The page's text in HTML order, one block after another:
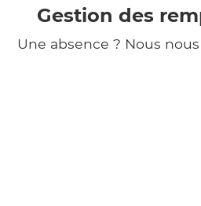
Gestion des
Une absence ? Nous